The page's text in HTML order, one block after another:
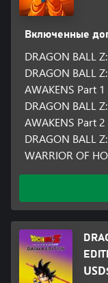
Включенные
DRAGON BALL
DRAGON BALL
AWAKENS Part 1
DRAGON BALL
AWAKENS Part 2
DRAGON BALL
WARRIOR OF